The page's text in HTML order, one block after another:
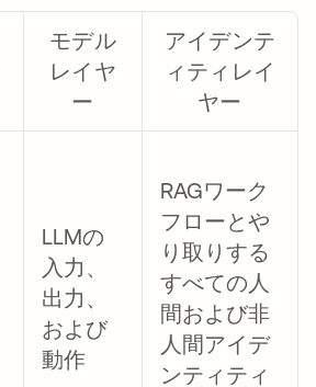
モデル
レイヤ
ー
アイデンテ
ィティレイ
ヤー
LLMの
入力、
出力、
および
動作
RAGワーク
フローとや
り取りする
すべての人
間および非
人間アイデ
ンティティ